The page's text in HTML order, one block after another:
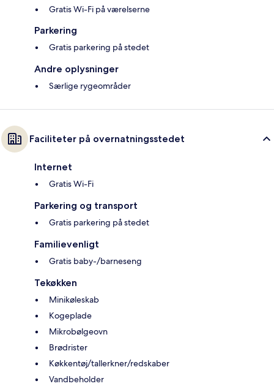
Gratis Wi-Fi på værelserne
Parkering
Gratis parkering på stedet
Andre oplysninger
Særlige rygeområder
Faciliteter på overnatningsstedet
Internet
Gratis Wi-Fi
Parkering og transport
Gratis parkering på stedet
Familievenligt
Gratis baby-/barneseng
Tekøkken
Minikøleskab
Kogeplade
Mikrobølgeovn
Brødrister
Køkkentøj/tallerkner/redskaber
Vandbeholder